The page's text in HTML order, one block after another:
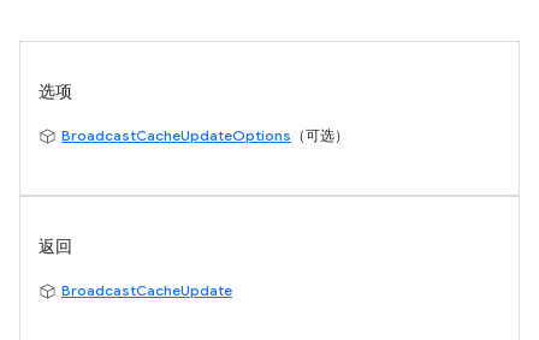
选项
BroadcastCacheUpdateOptions （可选）
返回
BroadcastCacheUpdate